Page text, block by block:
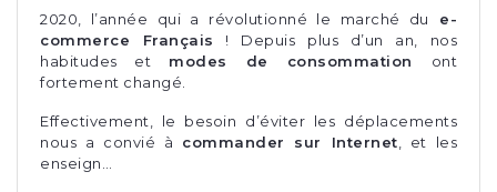
2020, l’année qui a révolutionné le marché du
e-
commerce Français
! Depuis plus d’un an, nos
habitudes et modes de consommation ont
fortement changé.
Effectivement, le besoin d’éviter les déplacements
nous a convié à commander sur Internet , et les
enseign…